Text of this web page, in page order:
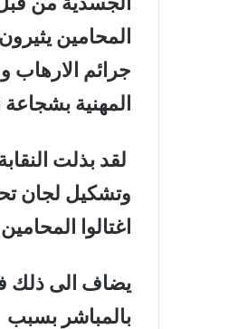
المحامين
جرائم الارهاب
المهنية بشجاعة
لقد بذلت
وتشكيل لجان
اغتالوا
يضاف الى ذلك
بالمباشر